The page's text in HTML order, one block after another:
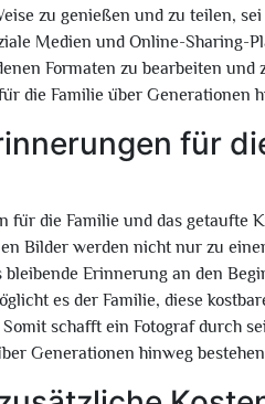
zu genießen und zu teilen,
Medien und Online-Sharing-
Formaten zu bearbeiten
die Familie über Generationen
für
die Familie und das getaufte
Bilder werden nicht nur zu
Erinnerung an den
es der Familie, diese
schafft ein Fotograf durch
Generationen hinweg